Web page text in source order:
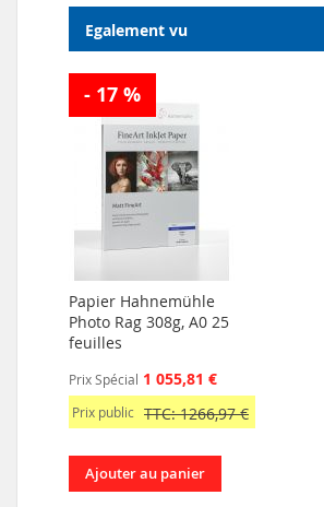
Egalement vu
- 17 %
Papier Hahnemühle
Photo Rag 308g, A0 25
feuilles
Prix Spécial 1 055,81 €
Prix public TTC: 1266,97 €
Ajouter au panier